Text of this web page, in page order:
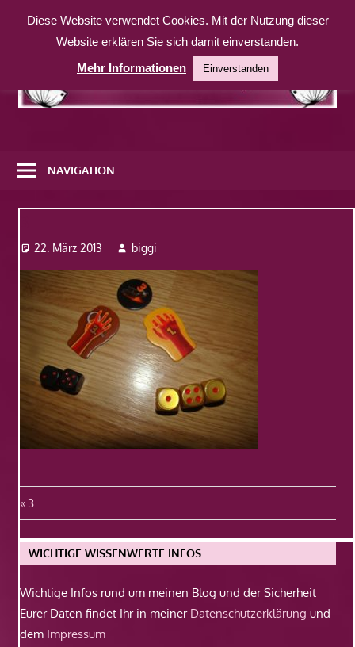
Inhalt
weitere
Website
NAVIGATION
22. März 2013 biggi
Beitragsnavigation
Vorheriger
Beitrag:
3
WICHTIGE WISSENWERTE INFOS
Wichtige Infos rund um meinen Blog und der Sicherheit
Eurer Daten findet Ihr in meiner Datenschutzerklärung und
dem Impressum
Diese Website verwendet Cookies. Mit der Nutzung dieser
Website erklären Sie sich damit einverstanden.
Mehr Informationen
Einverstanden